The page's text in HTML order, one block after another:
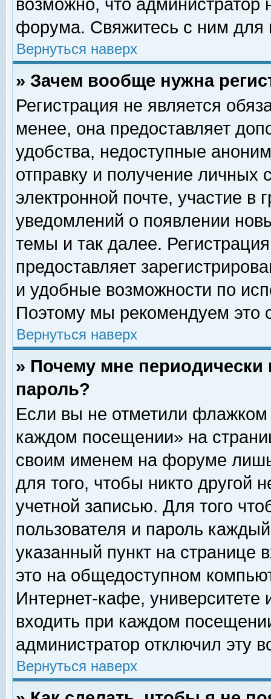
возможно, что
форума. Свяжитесь с ним для
Вернуться наверх
» Зачем вообще нужна
Регистрация не является
менее, она предоставляет
удобства, недоступные
отправку и получение личных
электронной почте, участие в
уведомлений о появлении
темы и так далее.
предоставляет
и удобные возможности по
Поэтому мы рекомендуем это
Вернуться наверх
» Почему мне
пароль?
Если вы не отметили флажком
каждом посещении» на
своим именем на форуме
для того, чтобы никто другой
учетной записью. Для того
пользователя и пароль
указанный пункт на
это на общедоступном
Интернет-кафе, университете
входить при каждом
администратор отключил эту
Вернуться наверх